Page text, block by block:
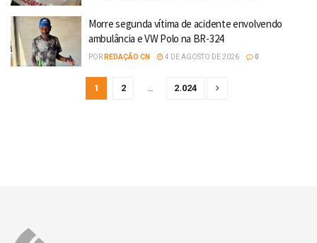
Morre segunda vítima de acidente envolvendo
ambulância e VW Polo na BR-324
POR REDAÇÃO CN 4 DE AGOSTO DE 2026 0
1 2 … 2.024